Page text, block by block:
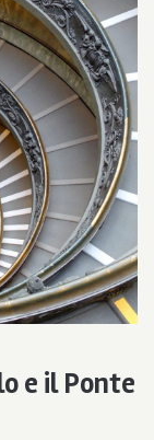
e il Ponte